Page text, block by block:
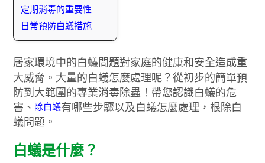
定期消毒的重要性
日常預防白蟻措施
居家環境中的白蟻問題對家庭的健康和安全造成重
大威脅。大量的白蟻怎麼處理呢？從初步的簡單預
防到大範圍的專業消毒除蟲！帶您認識白蟻的危
害、 除白蟻有哪些步驟以及白蟻怎麼處理，根除白
蟻問題。
白蟻是什麼？